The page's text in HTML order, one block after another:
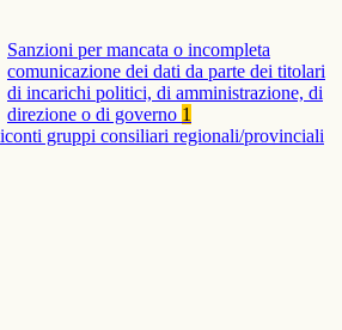
Sanzioni per mancata o incompleta
comunicazione dei dati da parte dei titolari
di incarichi politici, di amministrazione, di
direzione o di governo 1
gruppi consiliari regionali/provinciali